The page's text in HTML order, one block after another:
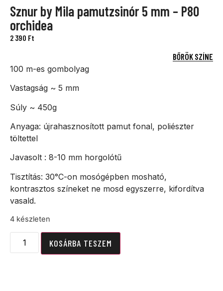
Sznur by Mila pamutzsinór 5 mm – P80
orchidea
2 390 Ft
BŐRÖK SZÍNE
100 m-es gombolyag
Vastagság ~ 5 mm
Súly ~ 450g
Anyaga: újrahasznosított pamut fonal, poliészter
töltettel
Javasolt : 8-10 mm horgolótű
Tisztítás: 30°C-on mosógépben mosható,
kontrasztos színeket ne mosd egyszerre, kifordítva
vasald.
4 készleten
KOSÁRBA TESZEM